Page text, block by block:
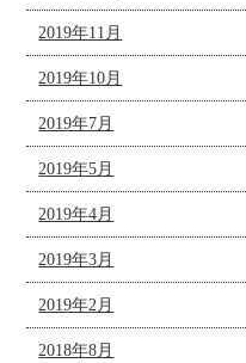
2019年11月
2019年10月
2019年7月
2019年5月
2019年4月
2019年3月
2019年2月
2018年8月